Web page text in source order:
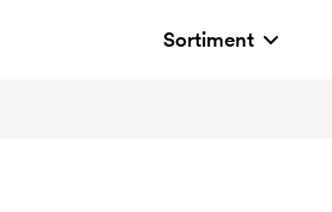
Sortiment